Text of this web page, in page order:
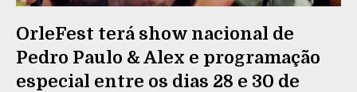
OrleFest terá show nacional de
Pedro Paulo & Alex e programação
especial entre os dias 28 e 30 de